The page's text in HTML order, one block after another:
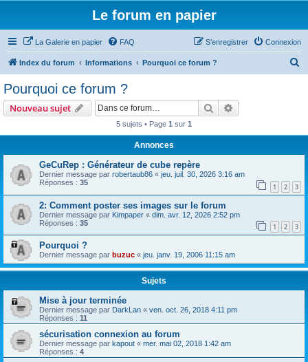
Le forum en papier
La Galerie en papier FAQ Connexion
S’enregistrer
Index du forum Informations Pourquoi ce forum ?
e
Pourquoi ce forum ?
Nouveau sujet Rechercher
5 sujets • Page 1 sur 1
Annonces
GeCuRep : Générateur de cube repère
Dernier message par robertaub86 « jeu. juil. 30, 2026 3:16 am
Réponses : 35 1 2 3
2: Comment poster ses images sur le forum
Dernier message par Kimpaper « dim. avr. 12, 2026 2:52 pm
Réponses : 35 1 2 3
Pourquoi ?
Dernier message par buzuc « jeu. janv. 19, 2006 11:15 am
Sujets
Mise à jour terminée
Dernier message par DarkLan « ven. oct. 26, 2018 4:11 pm
Réponses : 11
sécurisation connexion au forum
Dernier message par kapout « mer. mai 02, 2018 1:42 am
Réponses : 4